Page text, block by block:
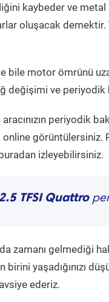
kaybeder ve metal
oluşacak demektir.
bile motor ömrünü
değişimi ve periyodik
aracınızın periyodik
online
izleyebilirsiniz.
TFSI Quattro
zamanı gelmediği
birini yaşadığınızı
ederiz.